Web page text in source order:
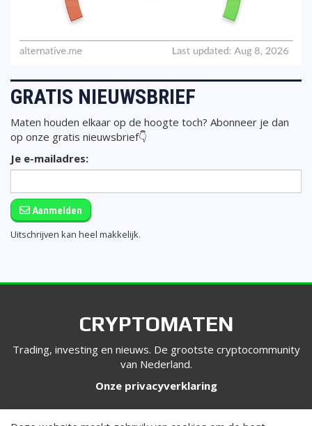
GRATIS NIEUWSBRIEF
Maten houden elkaar op de hoogte toch? Abonneer je dan
op onze gratis nieuwsbrief👇
Je e-mailadres:
Aanmelden
Uitschrijven kan heel makkelijk.
CRYPTOMATEN
Trading, investing en nieuws. De grootste cryptocommunity
van Nederland.
Onze privacyverklaring
VOLG ONS